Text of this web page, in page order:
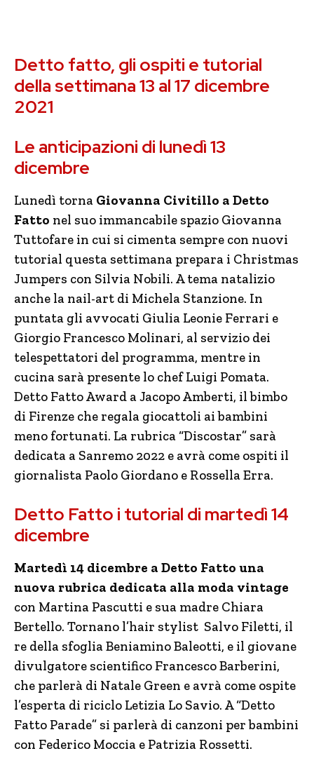
Detto fatto, gli ospiti e tutorial
della settimana 13 al 17 dicembre
2021
Le anticipazioni di lunedì 13
dicembre
Lunedì torna Giovanna Civitillo a Detto
Fatto nel suo immancabile spazio Giovanna
Tuttofare in cui si cimenta sempre con nuovi
tutorial questa settimana prepara i Christmas
Jumpers con Silvia Nobili. A tema natalizio
anche la nail-art di Michela Stanzione. In
puntata gli avvocati Giulia Leonie Ferrari e
Giorgio Francesco Molinari, al servizio dei
telespettatori del programma, mentre in
cucina sarà presente lo chef Luigi Pomata.
Detto Fatto Award a Jacopo Amberti, il bimbo
di Firenze che regala giocattoli ai bambini
meno fortunati. La rubrica “Discostar” sarà
dedicata a Sanremo 2022 e avrà come ospiti il
giornalista Paolo Giordano e Rossella Erra.
Detto Fatto i tutorial di martedì 14
dicembre
Martedì 14 dicembre a Detto Fatto una
nuova rubrica dedicata alla moda vintage
con Martina Pascutti e sua madre Chiara
Bertello. Tornano l’hair stylist Salvo Filetti, il
re della sfoglia Beniamino Baleotti, e il giovane
divulgatore scientifico Francesco Barberini,
che parlerà di Natale Green e avrà come ospite
l’esperta di riciclo Letizia Lo Savio. A “Detto
Fatto Parade” si parlerà di canzoni per bambini
con Federico Moccia e Patrizia Rossetti.